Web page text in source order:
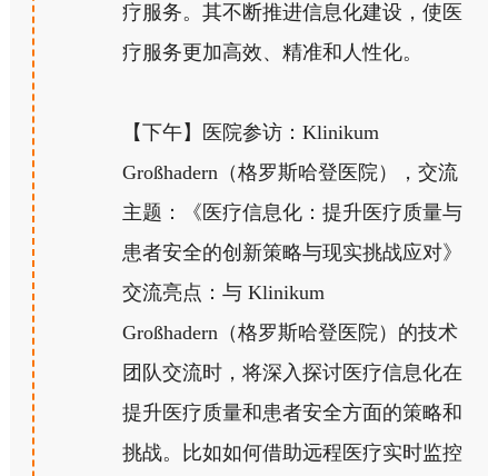
疗服务。其不断推进信息化建设，使医
疗服务更加高效、精准和人性化。
【下午】医院参访：Klinikum
Großhadern（格罗斯哈登医院），交流
主题：《医疗信息化：提升医疗质量与
患者安全的创新策略与现实挑战应对》
交流亮点：与 Klinikum
Großhadern（格罗斯哈登医院）的技术
团队交流时，将深入探讨医疗信息化在
提升医疗质量和患者安全方面的策略和
挑战。比如如何借助远程医疗实时监控